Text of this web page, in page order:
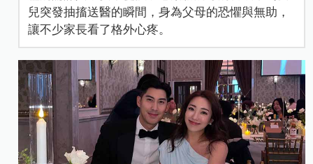
兒突發抽搐送醫的瞬間，身為父母的恐懼與無助，
讓不少家長看了格外心疼。